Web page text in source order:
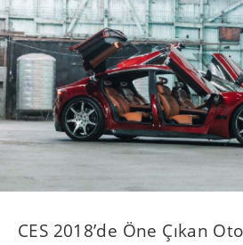
CES 2018’de Öne Çıkan